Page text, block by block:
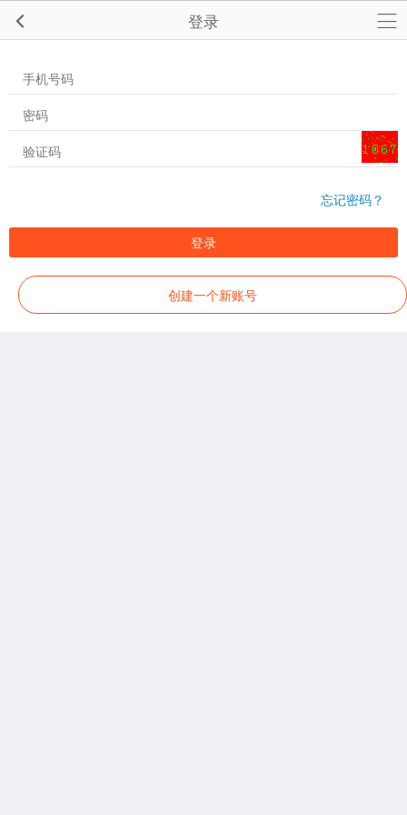
登录
忘记密码？
登录
创建一个新账号